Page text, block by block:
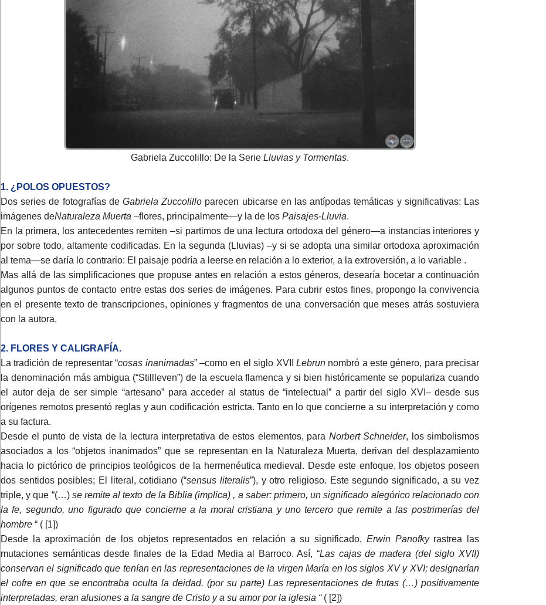
Gabriela Zuccolillo: De la Serie Lluvias y Tormentas.
1. ¿POLOS OPUESTOS?
Dos series de fotografías de Gabriela Zuccolillo parecen ubicarse en las antípodas temáticas y significativas: Las
imágenes deNaturaleza Muerta –flores, principalmente—y la de los Paisajes-Lluvia.
En la primera, los antecedentes remiten –si partimos de una lectura ortodoxa del género—a instancias interiores y
por sobre todo, altamente codificadas. En la segunda (Lluvias) –y si se adopta una similar ortodoxa aproximación
al tema—se daría lo contrario: El paisaje podría a leerse en relación a lo exterior, a la extroversión, a lo variable .
Mas allá de las simplificaciones que propuse antes en relación a estos géneros, desearía bocetar a continuación
algunos puntos de contacto entre estas dos series de imágenes. Para cubrir estos fines, propongo la convivencia
en el presente texto de transcripciones, opiniones y fragmentos de una conversación que meses atrás sostuviera
con la autora.
2. FLORES Y CALIGRAFÍA.
La tradición de representar “cosas inanimadas” –como en el siglo XVII Lebrunnombró a este género, para precisar
la denominación más ambigua (“Stillleven”) de la escuela flamenca y si bien históricamente se populariza cuando
el autor deja de ser simple “artesano” para acceder al status de “intelectual” a partir del siglo XVI– desde sus
orígenes remotos presentó reglas y aun codificación estricta. Tanto en lo que concierne a su interpretación y como
a su factura.
Desde el punto de vista de la lectura interpretativa de estos elementos, para Norbert Schneider, los simbolismos
asociados a los “objetos inanimados” que se representan en la Naturaleza Muerta, derivan del desplazamiento
hacia lo pictórico de principios teológicos de la hermenéutica medieval. Desde este enfoque, los objetos poseen
dos sentidos posibles; El literal, cotidiano (“sensus literalis”), y otro religioso. Este segundo significado, a su vez
triple, y que “(…) se remite al texto de la Biblia (implica) , a saber: primero, un significado alegórico relacionado con
la fe, segundo, uno figurado que concierne a la moral cristiana y uno tercero que remite a las postrimerías del
hombre “ ( [1])
Desde la aproximación de los objetos representados en relación a su significado, Erwin Panofkyrastrea las
mutaciones semánticas desde finales de la Edad Media al Barroco. Así, “Las cajas de madera (del siglo XVII)
conservan el significado que tenían en las representaciones de la virgen María en los siglos XV y XVI; designarían
el cofre en que se encontraba oculta la deidad. (por su parte) Las representaciones de frutas (…) positivamente
interpretadas, eran alusiones a la sangre de Cristo y a su amor por la iglesia “ ( [2])